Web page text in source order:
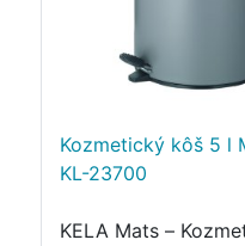
Kozmetický kôš 5 l
KL-23700
KELA Mats –